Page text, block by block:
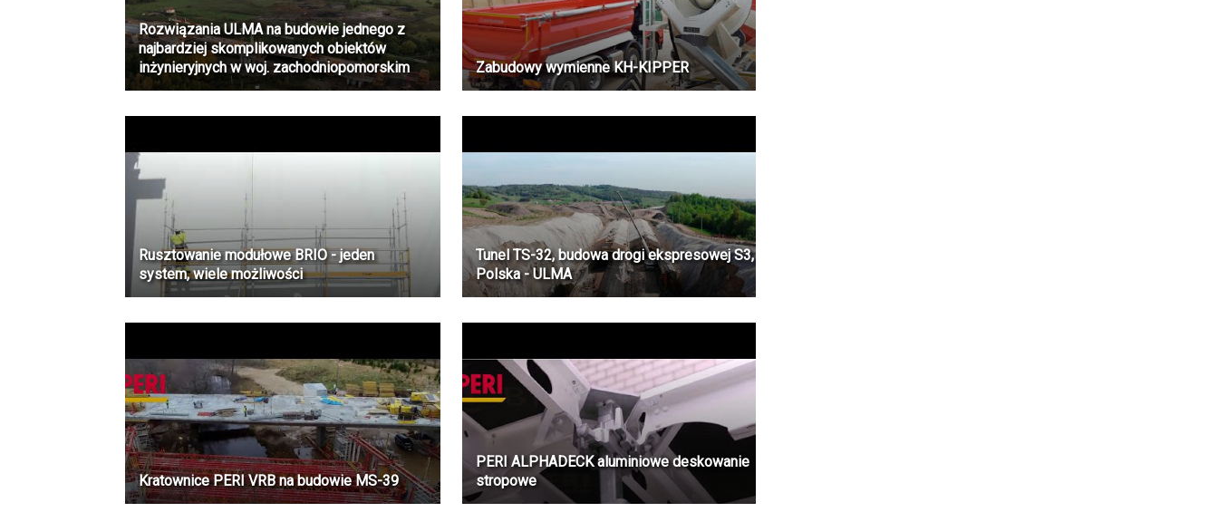
Rozwiązania ULMA na budowie jednego z
najbardziej skomplikowanych obiektów
inżynieryjnych w woj. zachodniopomorskim
Zabudowy wymienne KH-KIPPER
Rusztowanie modułowe BRIO - jeden
system, wiele możliwości
Tunel TS-32, budowa drogi ekspresowej S3,
Polska - ULMA
Kratownice PERI VRB na budowie MS-39
PERI ALPHADECK aluminiowe deskowanie
stropowe